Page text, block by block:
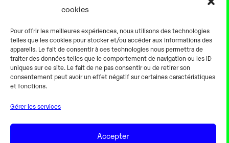
cookies
Pour offrir les meilleures expériences, nous utilisons des technologies
telles que les cookies pour stocker et/ou accéder aux informations des
appareils. Le fait de consentir à ces technologies nous permettra de
traiter des données telles que le comportement de navigation ou les ID
uniques sur ce site. Le fait de ne pas consentir ou de retirer son
consentement peut avoir un effet négatif sur certaines caractéristiques
et fonctions.
Gérer les services
Accepter
En pratique
Tarifs et horaires
Salles
Équipements numériques
Gaming